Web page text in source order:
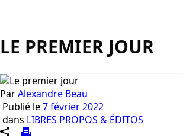
LE PREMIER JOUR
ParAlexandre Beau
Publié le7 février 2022
dans LIBRES PROPOS & ÉDITOS